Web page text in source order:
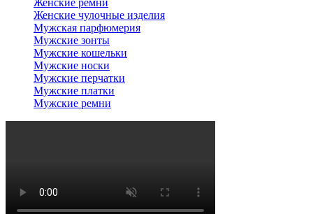
Женские ремни
Женские чулочные изделия
Мужская парфюмерия
Мужские зонты
Мужские кошельки
Мужские носки
Мужские перчатки
Мужские платки
Мужские ремни